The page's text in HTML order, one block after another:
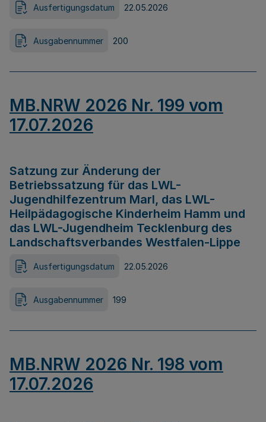
Ausfertigungsdatum 22.05.2026
Ausgabennummer 200
MB.NRW 2026 Nr. 199 vom
17.07.2026
Satzung zur Änderung der
Betriebssatzung für das LWL-
Jugendhilfezentrum Marl, das LWL-
Heilpädagogische Kinderheim Hamm und
das LWL-Jugendheim Tecklenburg des
Landschaftsverbandes Westfalen-Lippe
Ausfertigungsdatum 22.05.2026
Ausgabennummer 199
MB.NRW 2026 Nr. 198 vom
17.07.2026